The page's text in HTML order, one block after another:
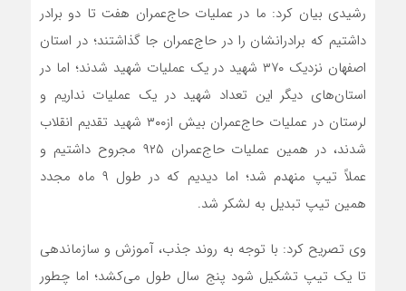
رشیدی بیان کرد: ما در عملیات حاج‌عمران هفت تا دو برادر
داشتیم که برادرانشان را در حاج‌عمران جا گذاشتند؛ در استان
اصفهان نزدیک ۳۷۰ شهید در یک عملیات شهید شدند؛ اما در
استان‌های دیگر این تعداد شهید در یک عملیات نداریم و
لرستان در عملیات حاج‌عمران بیش از۳۰۰ شهید تقدیم انقلاب
شدند، در همین عملیات حاج‌عمران ۹۲۵ مجروح داشتیم و
عملاً تیپ منهدم شد؛ اما دیدیم که در طول ۹ ماه مجدد
همین تیپ تبدیل به لشکر شد.
وی تصریح کرد: با توجه به روند جذب، آموزش و سازماندهی
تا یک تیپ تشکیل شود پنج سال طول می‌کشد؛ اما چطور